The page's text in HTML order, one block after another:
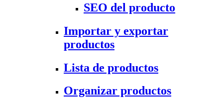
SEO del producto
Importar y exportar
productos
Lista de productos
Organizar productos